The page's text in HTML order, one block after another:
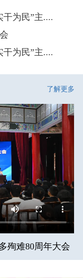
干为民”主....
干为民”主....
了解更多
殉难80周年大会